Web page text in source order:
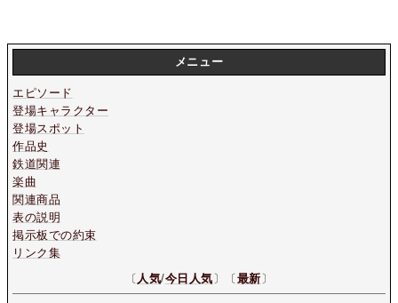
メニュー
エピソード
登場キャラクター
登場スポット
作品史
鉄道関連
楽曲
関連商品
表の説明
掲示板での約束
リンク集
〔 人気/今日人気〕〔最新〕